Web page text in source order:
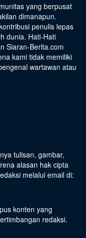
yang berpusat
dimanapun.
penulis lepas
dunia. Hati-Hati
Siaran-Berita.com
kami tidak memiliki
wartawan atau
tulisan, gambar,
alasan hak cipta
melalui email di:
konten yang
redaksi.